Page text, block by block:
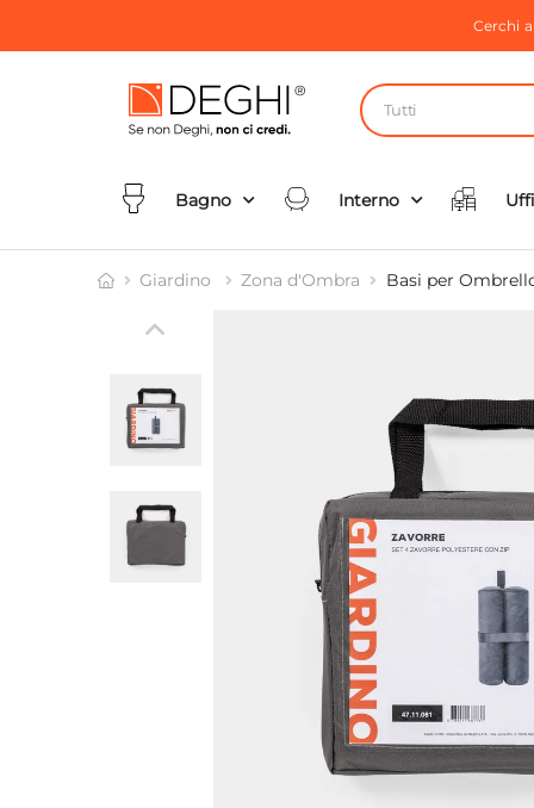
Cerchi
Tutti
Bagno Interno
Giardino Zona d'Ombra Basi per